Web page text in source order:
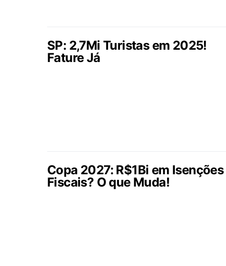
SP: 2,7Mi Turistas em 2025!
Fature Já
Copa 2027: R$1Bi em Isenções
Fiscais? O que Muda!